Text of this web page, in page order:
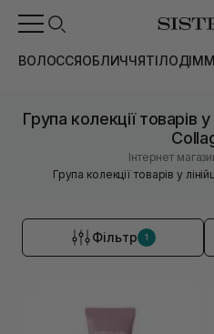
ВОЛОССЯОБЛИЧЧЯТІЛОДІМ
Група колекції товарів
Інтернет
Група колекції товарів у
Фільтр 1